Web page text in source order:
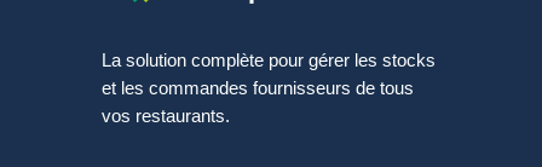
La solution complète pour gérer les stocks
et les commandes fournisseurs de tous
vos restaurants.